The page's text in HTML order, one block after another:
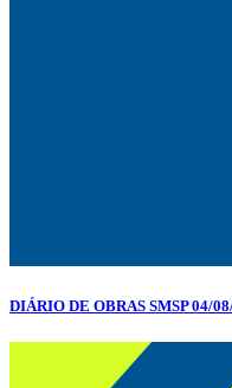
DIÁRIO DE OBRAS SMSP 04/